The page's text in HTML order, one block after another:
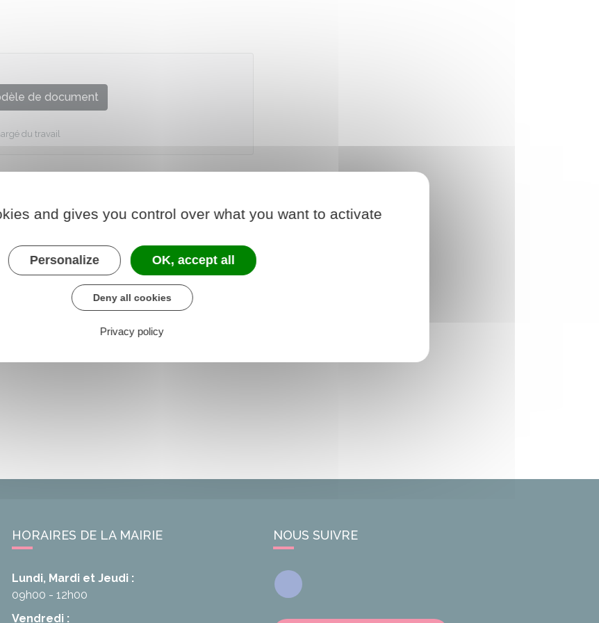
de document
du travail
HORAIRES DE LA MAIRIE
Lundi, Mardi et Jeudi :
09h00 - 12h00
Vendredi :
NOUS SUIVRE
Facebook
and gives you control over what you want to activate
Personalize OK, accept all
Deny all cookies
Privacy policy